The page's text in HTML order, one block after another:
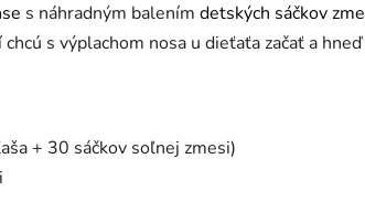
s náhradným balením detských sáčkov
s výplachom nosa u dieťaťa začať a
+ 30 sáčkov soľnej zmesi)